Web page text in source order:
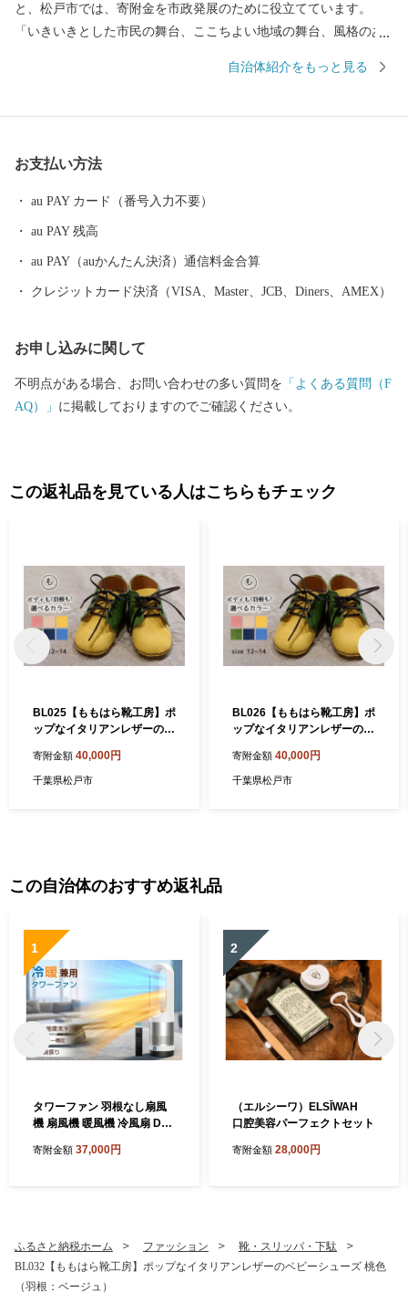
と、松戸市では、寄附金を市政発展のために役立てています。
「いきいきとした市民の舞台、ここちよい地域の舞台、風格のあ
芸術などの豊かさの中で、賑わいや和みを享受し、互いを尊重し
書等のお問い合わせはこちらへ 松戸市ふるさと納税事務局 電話
………………………………………………………■□■
自治体紹介をもっと見る
お支払い方法
au PAY カード（番号入力不要）
au PAY 残高
au PAY（auかんたん決済）通信料金合算
クレジットカード決済（VISA、Master、JCB、Diners、AMEX）
お申し込みに関して
不明点がある場合、お問い合わせの多い質問を 「よくある質問（F
AQ）」 に掲載しておりますのでご確認ください。
この返礼品を見ている人はこちらもチェック
BL025【ももはら靴工房】ポ
ップなイタリアンレザーのベ
桃色）
寄附金額 40,000円
千葉県松戸市
BL026【ももはら靴工房】ポ
ップなイタリアンレザーのベ
ベージュ）
寄附金額 40,000円
千葉県松戸市
この自治体のおすすめ返礼品
1
タワーファン 羽根なし扇風
機 扇風機 暖風機 冷風扇 DC
レーター 8段階送風 強風 大
寄附金額 37,000円
2
（エルシーワ）ELSĪWAH
口腔美容パーフェクトセット
寄附金額 28,000円
ふるさと納税ホーム ファッション
靴・スリッパ・下駄
BL032【ももはら靴工房】ポップなイタリアンレザーのベビーシューズ 桃色
（羽根：ベージュ）